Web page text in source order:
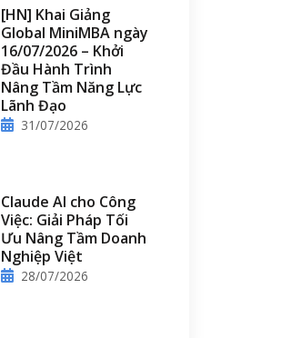
[HN] Khai Giảng
Global MiniMBA ngày
16/07/2026 – Khởi
Đầu Hành Trình
Nâng Tầm Năng Lực
Lãnh Đạo
31/07/2026
Claude AI cho Công
Việc: Giải Pháp Tối
Ưu Nâng Tầm Doanh
Nghiệp Việt
28/07/2026